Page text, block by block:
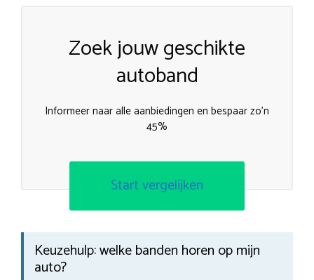
Zoek jouw geschikte
autoband
Informeer naar alle aanbiedingen en bespaar zo’n
45%
Start vergelijken
Keuzehulp: welke banden horen op mijn
auto?